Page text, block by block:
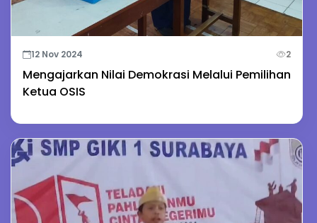
12 Nov 2024 2
Mengajarkan Nilai Demokrasi Melalui Pemilihan
Ketua OSIS